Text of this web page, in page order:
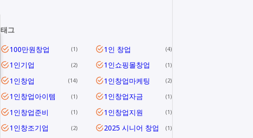
태그
100만원창업 1 1인 창업 4
1인기업 2 1인쇼핑몰창업 1
1인창업 14 1인창업마케팅 2
1인창업아이템 1 1인창업자금 1
1인창업준비 1 1인창업지원 1
1인창조기업 2 2025 시니어 창업 1